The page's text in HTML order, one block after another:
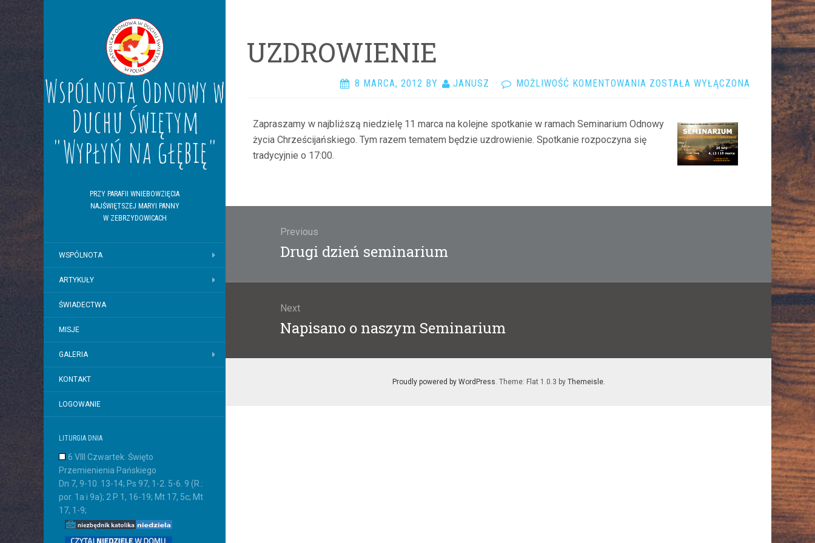
Wspólnota Odnowy w
Duchu Świętym
"Wypłyń na głębię"
PRZY PARAFII WNIEBOWZIĘCIA
NAJŚWIĘTSZEJ MARYI PANNY
W ZEBRZYDOWICACH
WSPÓLNOTA
ARTYKUŁY
ŚWIADECTWA
MISJE
GALERIA
KONTAKT
LOGOWANIE
LITURGIA DNIA
6 VIII Czwartek. Święto
Przemienienia Pańskiego
Dn 7, 9-10. 13-14; Ps 97, 1-2. 5-6. 9 (R.:
por. 1a i 9a); 2 P 1, 16-19; Mt 17, 5c; Mt
17, 1-9;
UZDROWIENIE
8 MARCA, 2012 BY JANUSZ · MOŻLIWOŚĆ KOMENTOWANIA UZDROWIENIE
ZOSTAŁA WYŁĄCZONA
Zapraszamy w najbliższą niedzielę 11 marca na kolejne spotkanie w ramach Seminarium Odnowy
życia Chrześcijańskiego. Tym razem tematem będzie uzdrowienie. Spotkanie rozpoczyna się
tradycyjnie o 17:00.
wpisu
Previous
Previous
Drugi dzień seminarium
Next
Next
post:
Napisano o naszym Seminarium
Proudly powered by WordPress. Theme: Flat 1.0.3 by Themeisle.